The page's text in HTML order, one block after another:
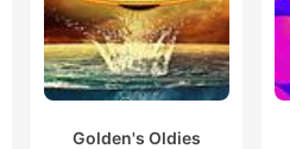
Golden's Oldies